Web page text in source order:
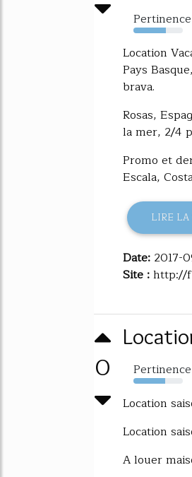
Pertinence
65%
Location
Pays
brava.
Rosas,
la mer, 2/4
Promo et
Escala,
LIRE LA
Date: 2017-
Site :http://
0 Pertinence
64%
Location
Location
A louer